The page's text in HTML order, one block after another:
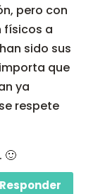
pero con
físicos a
sido sus
que
ya
respete
🙂
Responder